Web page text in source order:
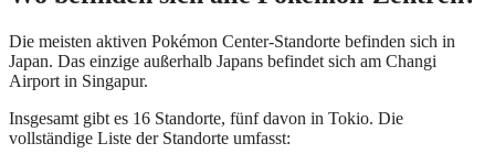
Die meisten aktiven Pokémon Center-Standorte befinden sich in
Japan. Das einzige außerhalb Japans befindet sich am Changi
Airport in Singapur.
Insgesamt gibt es 16 Standorte, fünf davon in Tokio. Die
vollständige Liste der Standorte umfasst: